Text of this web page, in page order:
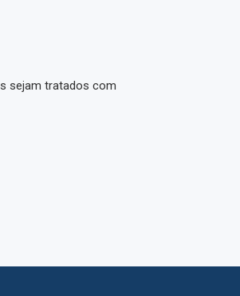
sejam tratados com